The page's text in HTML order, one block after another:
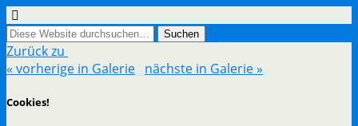
Zurück zu
« vorherige in Galerie nächste in Galerie »
Cookies!